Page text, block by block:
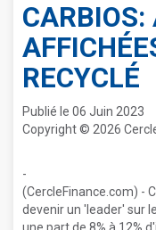
RECYCLÉ
Publié le 06 Juin 2023
Copyright © 2026
-
(CercleFinance.com) -
devenir un 'leader' sur